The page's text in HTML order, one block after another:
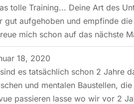
tolle Training... Deine Art des
gut aufgehoben und empfinde
mich schon auf das nächste
18, 2020
es tatsächlich schon 2 Jahre
und mentalen Baustellen,
passieren lasse wo wir vor 2